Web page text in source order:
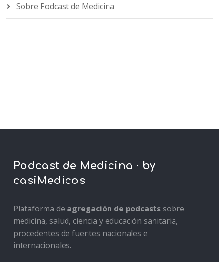
Sobre Podcast de Medicina
Podcast de Medicina · by
casiMedicos
Plataforma de agregación de podcastssobre
medicina, salud, ciencia y educación sanitaria,
procedentes de fuentes nacionales e
internacionales.